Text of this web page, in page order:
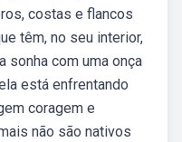
costas e flancos
têm, no seu interior,
sonha com uma onça
está enfrentando
coragem e
não são nativos